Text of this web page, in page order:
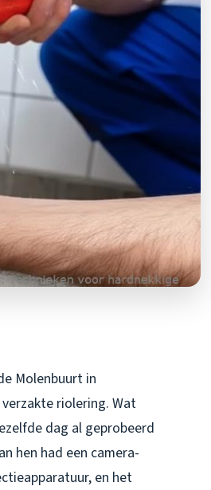
Molenbuurt in
riolering. Wat
dag al geprobeerd
hen had een camera-
en het